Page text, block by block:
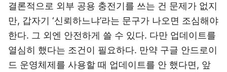
결론적으로 외부 공용 충전기를 쓰는 건 문제가 없지
만, 갑자기 ‘신뢰하느냐’라는 문구가 나오면 조심해야
한다. 그 외엔 안전하게 쓸 수 있다. 다만 업데이트를
열심히 했다는 조건이 필요하다. 만약 구글 안드로이
드 운영체제를 사용할 때 업데이트를 안 했다면, 앞